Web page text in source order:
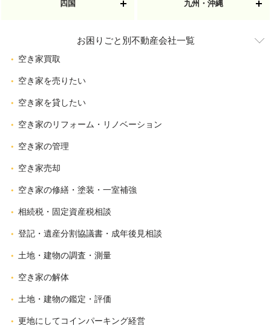
四国 九州・沖縄
お困りごと別不動産会社一覧
空き家買取
空き家を売りたい
空き家を貸したい
空き家のリフォーム・リノベーション
空き家の管理
空き家売却
空き家の修繕・塗装・一室補強
相続税・固定資産税相談
登記・遺産分割協議書・成年後見相談
土地・建物の調査・測量
空き家の解体
土地・建物の鑑定・評価
更地にしてコインパーキング経営